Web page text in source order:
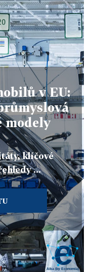
v EU:
modely
klíčové
...